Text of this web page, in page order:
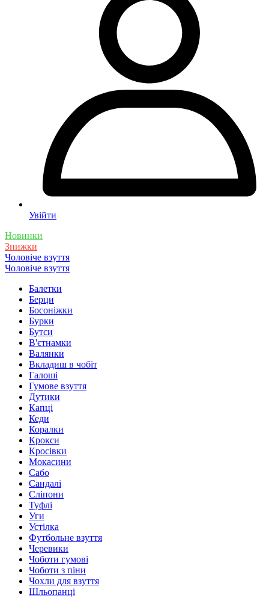
Увійти
Новинки
Знижки
Чоловіче взуття
Чоловіче взуття
Балетки
Берци
Босоніжки
Бурки
Бутси
В'єтнамки
Валянки
Вкладиш в чобіт
Галоші
Гумове взуття
Дутики
Капці
Кеди
Коралки
Крокси
Кросівки
Мокасини
Сабо
Сандалі
Сліпони
Туфлі
Уги
Устілка
Футбольне взуття
Черевики
Чоботи гумові
Чоботи з піни
Чохли для взуття
Шльопанці